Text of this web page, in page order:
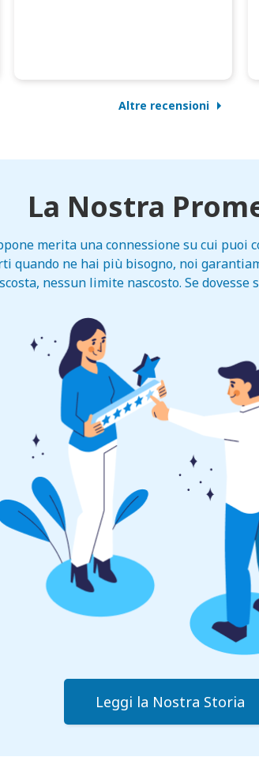
Altre recensioni
La Nostra
merita una connessione su cui
ne hai più bisogno, noi
nessun limite nascosto. Se
Leggi la Nostra Storia